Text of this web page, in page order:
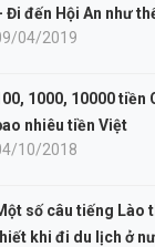
Đi đến Hội An như
04/2019
1000, 10000 tiền
nhiêu tiền Việt
10/2018
số câu tiếng Lào
khi đi du lịch ở